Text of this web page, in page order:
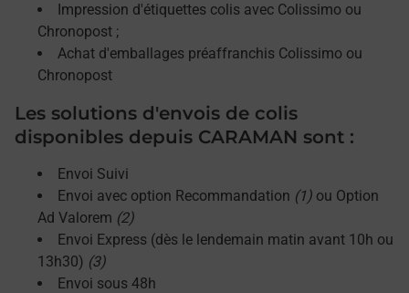
Impression d'étiquettes colis avec Colissimo ou
Chronopost ;
Achat d'emballages préaffranchis Colissimo ou
Chronopost
Les solutions d'envois de colis
disponibles depuis CARAMAN sont :
Envoi Suivi
Envoi avec option Recommandation (1) ou Option
Ad Valorem (2)
Envoi Express (dès le lendemain matin avant 10h ou
13h30) (3)
Envoi sous 48h